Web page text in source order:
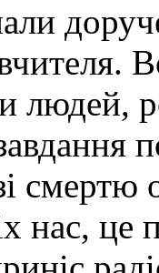
людей,
нас, це